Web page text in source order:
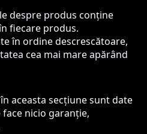
despre produs conține
fiecare produs.
în ordine descrescătoare,
cea mai mare apărând
aceasta secțiune sunt date
nicio garanție,